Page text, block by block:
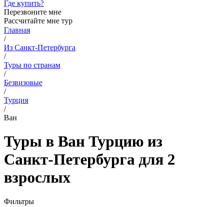
Где купить?
Перезвоните мне
Рассчитайте мне тур
Главная
/
Из Санкт-Петербурга
/
Туры по странам
/
Безвизовые
/
Турция
/
Ван
Туры в Ван Турцию из
Санкт-Петербурга для 2
взрослых
Фильтры